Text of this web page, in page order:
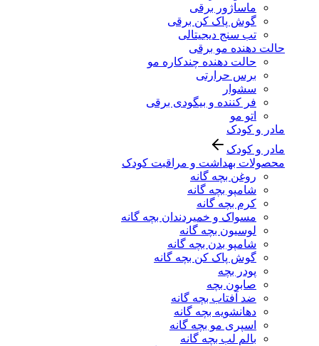
ماساژور برقی
گوش پاک کن برقی
تب سنج دیجیتالی
حالت دهنده مو برقی
حالت دهنده چندکاره مو
برس حرارتی
سشوار
فر کننده و بیگودی برقی
اتو مو
مادر و کودک
مادر و کودک
محصولات بهداشت و مراقبت کودک
روغن بچه گانه
شامپو بچه گانه
کرم بچه گانه
مسواک و خمیردندان بچه گانه
لوسیون بچه گانه
شامپو بدن بچه گانه
گوش پاک کن بچه گانه
پودر بچه
صابون بچه
ضد آفتاب بچه گانه
دهانشویه بچه گانه
اسپری مو بچه گانه
بالم لب بچه گانه